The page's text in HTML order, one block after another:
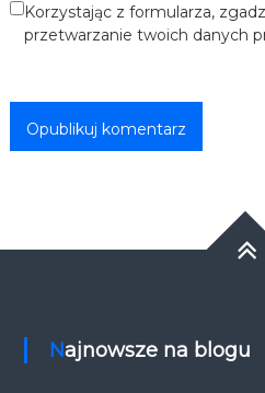
Korzystając z formularza,
przetwarzanie twoich danych
Najnowsze na blogu